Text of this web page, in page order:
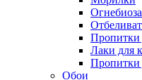
Пропитки
Лаки для
Пропитки
Обои